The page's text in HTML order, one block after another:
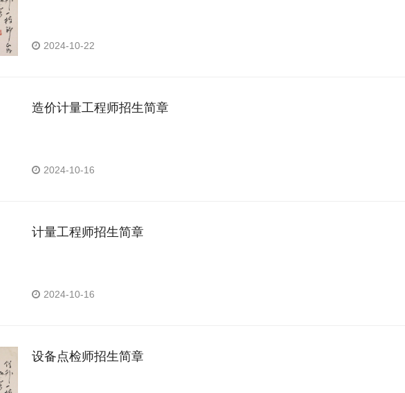
2024-10-22
造价计量工程师招生简章
2024-10-16
计量工程师招生简章
2024-10-16
设备点检师招生简章